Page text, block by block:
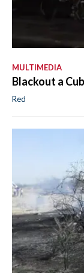
MULTIMEDIA
Blackout a
Red